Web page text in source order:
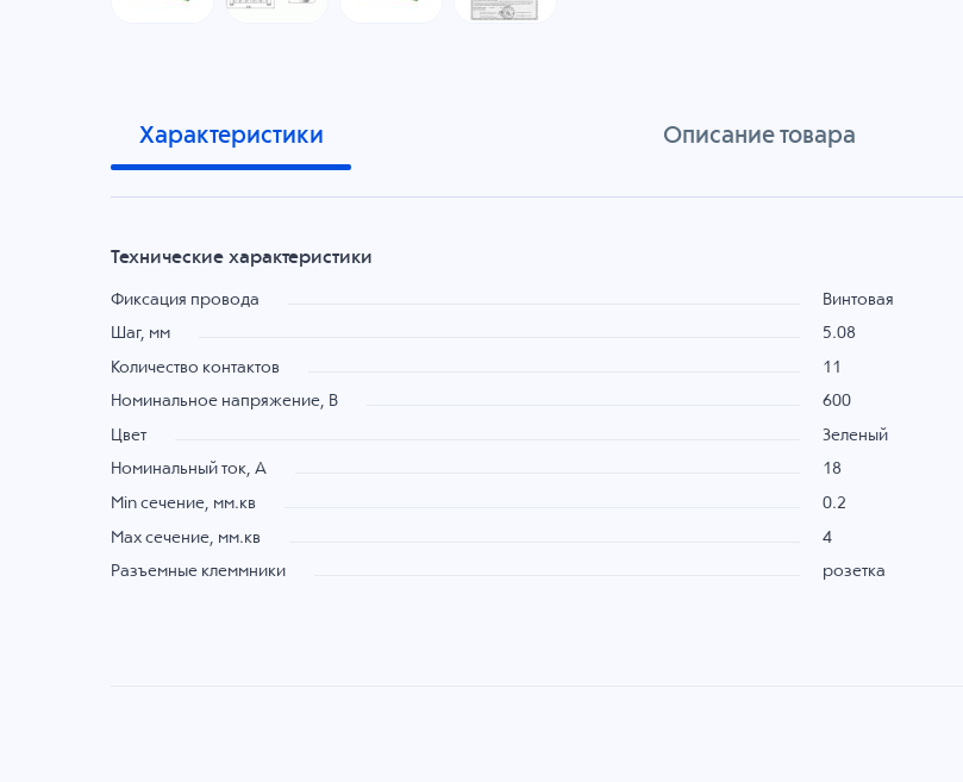
Характеристики Описание товара
Технические характеристики
Фиксация провода Винтовая
Шаг, мм 5.08
Количество контактов 11
Номинальное напряжение, B 600
Цвет Зеленый
Номинальный ток, А 18
Min сечение, мм.кв 0.2
Max сечение, мм.кв 4
Разъемные клеммники розетка